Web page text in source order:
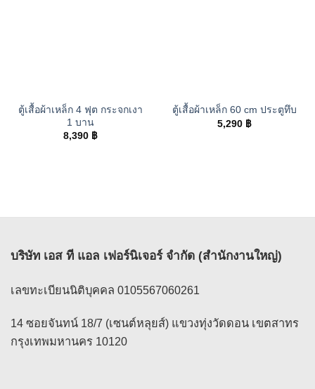
ตู้เสื้อผ้าเหล็ก 4 ฟุต กระจกเงา
1 บาน
8,390 ฿
ตู้เสื้อผ้าเหล็ก 60 cm ประตูทึบ
5,290 ฿
บริษัท เอส ที แอล เฟอร์นิเจอร์ จำกัด (สำนักงานใหญ่)
เลขทะเบียนนิติบุคคล 0105567060261
14 ซอยจันทน์ 18/7 (เซนต์หลุยส์) แขวงทุ่งวัดดอน เขตสาทร
กรุงเทพมหานคร 10120